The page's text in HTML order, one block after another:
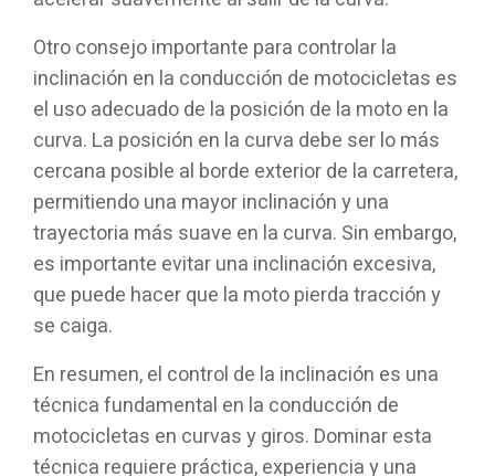
Otro consejo importante para controlar la
inclinación en la conducción de motocicletas es
el uso adecuado de la posición de la moto en la
curva. La posición en la curva debe ser lo más
cercana posible al borde exterior de la carretera,
permitiendo una mayor inclinación y una
trayectoria más suave en la curva. Sin embargo,
es importante evitar una inclinación excesiva,
que puede hacer que la moto pierda tracción y
se caiga.
En resumen, el control de la inclinación es una
técnica fundamental en la conducción de
motocicletas en curvas y giros. Dominar esta
técnica requiere práctica, experiencia y una